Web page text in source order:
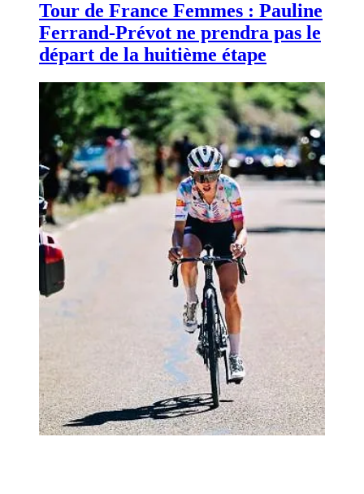
Tour de France Femmes : Pauline
Ferrand-Prévot ne prendra pas le
départ de la huitième étape